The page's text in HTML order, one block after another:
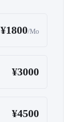
¥1800/Mo
¥3000
¥4500